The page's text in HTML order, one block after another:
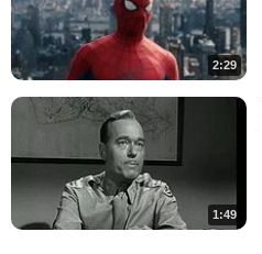
2:29
1:49